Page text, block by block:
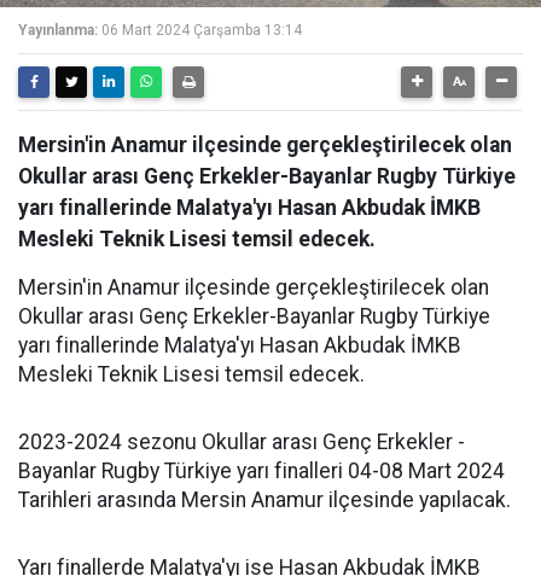
Yayınlanma: 06 Mart 2024 Çarşamba 13:14
Mersin'in Anamur ilçesinde gerçekleştirilecek olan
Okullar arası Genç Erkekler-Bayanlar Rugby Türkiye
yarı finallerinde Malatya'yı Hasan Akbudak İMKB
Mesleki Teknik Lisesi temsil edecek.
Mersin'in Anamur ilçesinde gerçekleştirilecek olan
Okullar arası Genç Erkekler-Bayanlar Rugby Türkiye
yarı finallerinde Malatya'yı Hasan Akbudak İMKB
Mesleki Teknik Lisesi temsil edecek.
2023-2024 sezonu Okullar arası Genç Erkekler -
Bayanlar Rugby Türkiye yarı finalleri 04-08 Mart 2024
Tarihleri arasında Mersin Anamur ilçesinde yapılacak.
Yarı finallerde Malatya'yı ise Hasan Akbudak İMKB